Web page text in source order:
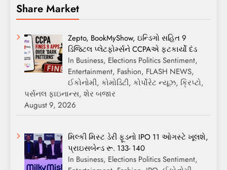
Share Market
Zepto, BookMyShow, ઇન્ડિગો સહિત 9
ડિજિટલ પ્લેટફોર્મ્સને CCPAએ ફટકાર્યો દંડ
In Business, Elections Politics Sentiment,
Entertainment, Fashion, FLASH NEWS,
ઈકોનોમી, કોમોડિટી, કોર્પોરેટ ન્યૂઝ, ક્રિપ્ટો,
પર્સનલ ફાઇનાન્સ, શેર બજાર
August 9, 2026
મિલ્કી મિસ્ટ ડેરી ફૂડનો IPO 11 ઓગસ્ટે ખૂલશે,
પ્રાઇસબેન્ડ રૂ. 133- 140
In Business, Elections Politics Sentiment,